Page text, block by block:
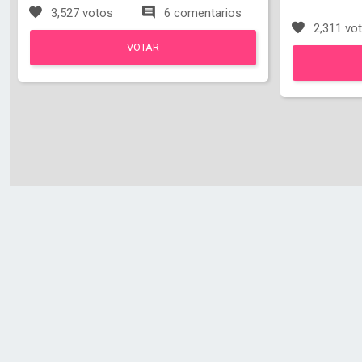
3,527 votos 6 comentarios
VOTAR
2,311